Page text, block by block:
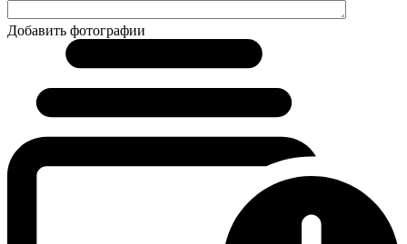
Добавить фотографии